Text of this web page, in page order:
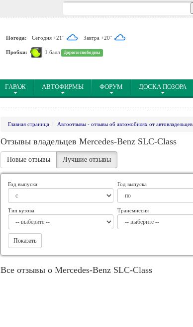
Погода: Сегодня +21° Завтра +20°
Пробки: 1 балл Дороги свободны
ГАРАЖ АВТОФИРМЫ ФОРУМ ДОСКА ПОЗОРА
Главная страница Автоотзывы - отзывы об автомобилях от автовладельцев
Отзывы владельцев Mercedes-Benz SLC-Class
Новые отзывы Лучшие отзывы
Год выпуска Год выпуска
Тип кузова Трансмиссия
Показать
Все отзывы о Mercedes-Benz SLC-Class